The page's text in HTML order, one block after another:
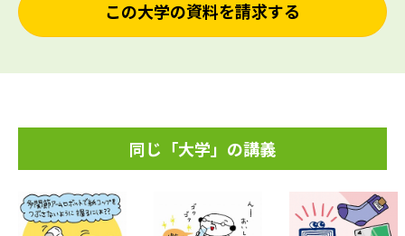
この大学の資料を請求する
同じ「大学」の講義